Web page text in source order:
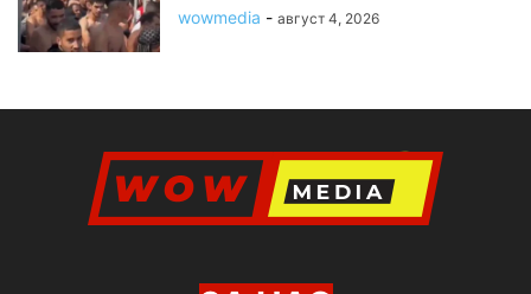
wowmedia - август 4, 2026